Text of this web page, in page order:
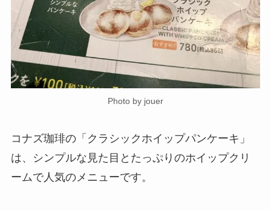
Photo by jouer
コナズ珈琲の「クラシックホイップパンケーキ」
は、シンプルな見た目とたっぷりのホイップクリ
ームで人気のメニューです。